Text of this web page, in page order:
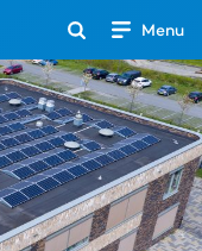
Menu
Open
het
zoekveld